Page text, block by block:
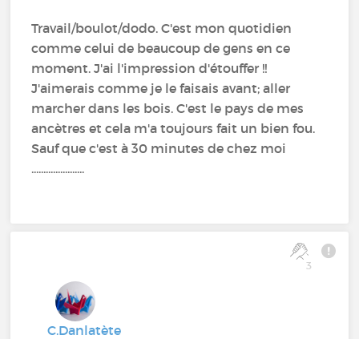
Travail/boulot/dodo. C'est mon quotidien
comme celui de beaucoup de gens en ce
moment. J'ai l'impression d'étouffer !!
J'aimerais comme je le faisais avant; aller
marcher dans les bois. C'est le pays de mes
ancètres et cela m'a toujours fait un bien fou.
Sauf que c'est à 30 minutes de chez moi
......................
3
C.Danlatète